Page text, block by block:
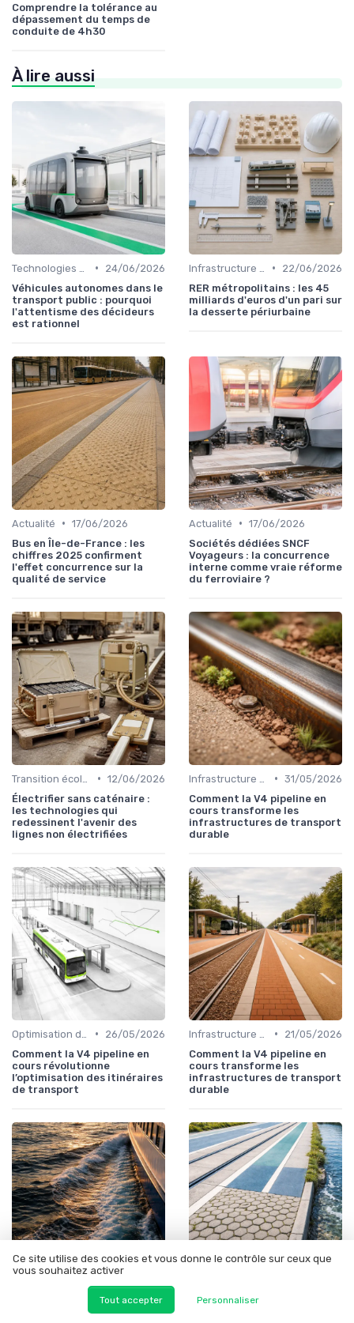
Comprendre la tolérance au
dépassement du temps de
conduite de 4h30
À lire aussi
•
24/06/2026
Véhicules autonomes dans le
transport public : pourquoi
l'attentisme des décideurs
est rationnel
•
22/06/2026
RER métropolitains : les 45
milliards d'euros d'un pari sur
la desserte périurbaine
Actualité • 17/06/2026
Bus en Île-de-France : les
chiffres 2025 confirment
l'effet concurrence sur la
qualité de service
Actualité • 17/06/2026
Sociétés dédiées SNCF
Voyageurs : la concurrence
interne comme vraie réforme
du ferroviaire ?
• 12/06/2026
Électrifier sans caténaire :
les technologies qui
redessinent l'avenir des
lignes non électrifiées
• 31/05/2026
Comment la V4 pipeline en
cours transforme les
infrastructures de transport
durable
•
26/05/2026
Comment la V4 pipeline en
cours révolutionne
l’optimisation des itinéraires
de transport
•
21/05/2026
Comment la V4 pipeline en
cours transforme les
infrastructures de transport
durable
• 19/05/2026
Comment un v4 pipeline en
Ce site utilise des cookies et vous donne le contrôle sur ceux que
vous souhaitez activer
Tout accepter Personnaliser